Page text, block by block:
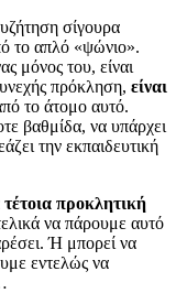
σίγουρα
το απλό «ψώνιο».
μόνος του, είναι
πρόκληση, είναι
το άτομο αυτό.
βαθμίδα, να υπάρχει
την εκπαιδευτική
τέτοια προκλητική
να πάρουμε αυτό
Ή μπορεί να
εντελώς να